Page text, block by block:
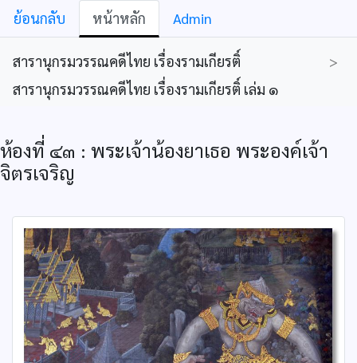
ย้อนกลับ หน้าหลัก Admin
สารานุกรมวรรณคดีไทย เรื่องรามเกียรติ์
>
สารานุกรมวรรณคดีไทย เรื่องรามเกียรติ์ เล่ม ๑
ห้องที่ ๔๓ : พระเจ้าน้องยาเธอ พระองค์เจ้า
จิตรเจริญ